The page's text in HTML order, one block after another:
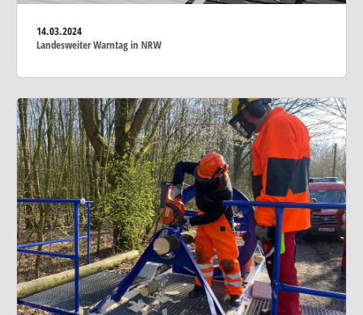
14.03.2024
Landesweiter Warntag in NRW